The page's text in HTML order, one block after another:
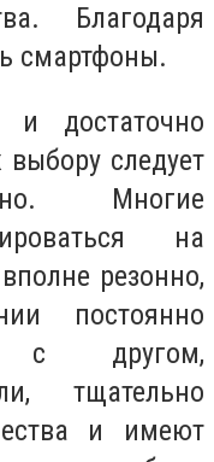
Благодаря
смартфоны.
и достаточно
следует
Многие
на
резонно,
постоянно
с другом,
тщательно
и имеют